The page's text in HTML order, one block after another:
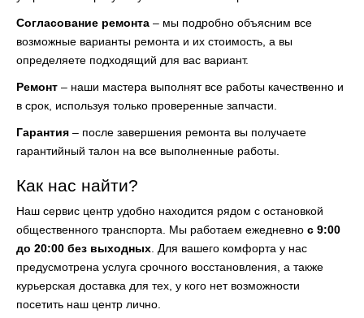
Согласование ремонта – мы подробно объясним все
возможные варианты ремонта и их стоимость, а вы
определяете подходящий для вас вариант.
Ремонт – наши мастера выполнят все работы качественно и
в срок, используя только проверенные запчасти.
Гарантия – после завершения ремонта вы получаете
гарантийный талон на все выполненные работы.
Как нас найти?
Наш сервис центр удобно находится рядом с остановкой
общественного транспорта. Мы работаем ежедневно с 9:00
до 20:00 без выходных . Для вашего комфорта у нас
предусмотрена услуга срочного восстановления, а также
курьерская доставка для тех, у кого нет возможности
посетить наш центр лично.